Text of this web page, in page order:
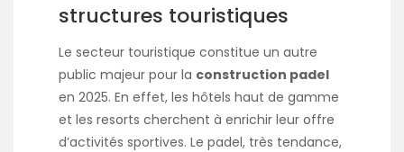
structures touristiques
Le secteur touristique constitue un autre
public majeur pour la construction padel
en 2025. En effet, les hôtels haut de gamme
et les resorts cherchent à enrichir leur offre
d’activités sportives. Le padel, très tendance,